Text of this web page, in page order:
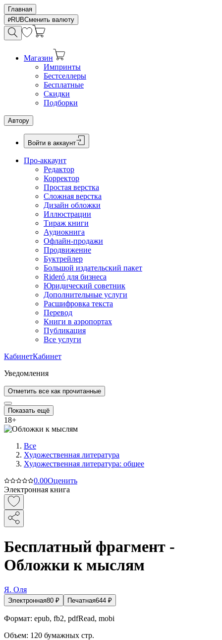
Главная
RUBСменить валюту
Магазин
Импринты
Бестселлеры
Бесплатные
Скидки
Подборки
Автору
Войти в аккаунт
Про-аккаунт
Редактор
Корректор
Простая верстка
Сложная верстка
Дизайн обложки
Иллюстрации
Тираж книги
Аудиокнига
Офлайн-продажи
Продвижение
Буктрейлер
Большой издательский пакет
Rideró для бизнеса
Юридический советник
Дополнительные услуги
Расшифровка текста
Перевод
Книги в аэропортах
Публикация
Все услуги
КабинетКабинет
Уведомления
Отметить все как прочитанные
Показать ещё
18+
Все
Художественная литература
Художественная литература: общее
0.00Оценить
Электронная книга
Бесплатный фрагмент -
Обложки к мыслям
Я. Оля
Электронная80 ₽ Печатная644 ₽
Формат: epub, fb2, pdfRead, mobi
Объем: 120 бумажных стр.